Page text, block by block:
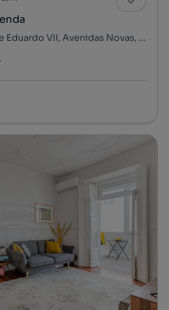
Rua Sampaio e Pina, Parque Eduardo VII, Avenidas Novas, Lisboa, Lisboa